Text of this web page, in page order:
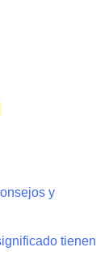
y
tienen